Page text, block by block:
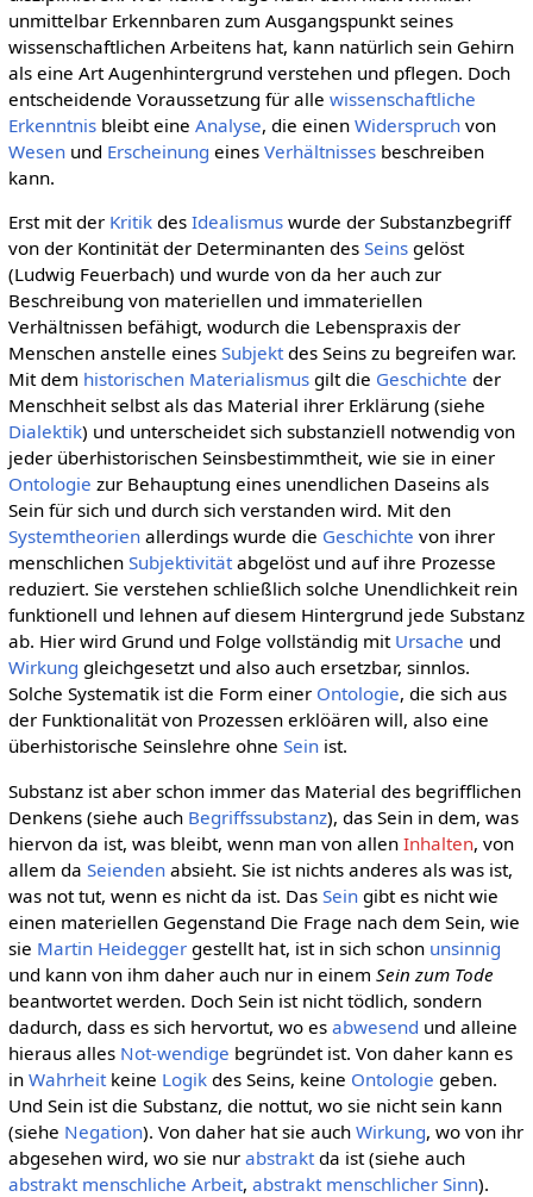
unmittelbar Erkennbaren zum Ausgangspunkt seines
wissenschaftlichen Arbeitens hat, kann natürlich sein Gehirn
als eine Art Augenhintergrund verstehen und pflegen. Doch
entscheidende Voraussetzung für alle wissenschaftliche
Erkenntnisbleibt eine Analyse, die einen Widerspruchvon
Wesenund Erscheinung eines Verhältnissesbeschreiben
kann.
Erst mit der Kritikdes Idealismuswurde der Substanzbegriff
von der Kontinität der Determinanten des Seinsgelöst
(Ludwig Feuerbach) und wurde von da her auch zur
Beschreibung von materiellen und immateriellen
Verhältnissen befähigt, wodurch die Lebenspraxis der
Menschen anstelle eines Subjektdes Seins zu begreifen war.
Mit dem historischen Materialismusgilt die Geschichte der
Menschheit selbst als das Material ihrer Erklärung (siehe
Dialektik) und unterscheidet sich substanziell notwendig von
jeder überhistorischen Seinsbestimmtheit, wie sie in einer
Ontologie zur Behauptung eines unendlichen Daseins als
Sein für sich und durch sich verstanden wird. Mit den
Systemtheorienallerdings wurde die Geschichte von ihrer
menschlichen Subjektivitätabgelöst und auf ihre Prozesse
reduziert. Sie verstehen schließlich solche Unendlichkeit rein
funktionell und lehnen auf diesem Hintergrund jede Substanz
ab. Hier wird Grund und Folge vollständig mit Ursache und
Wirkung gleichgesetzt und also auch ersetzbar, sinnlos.
Solche Systematik ist die Form einer Ontologie, die sich aus
der Funktionalität von Prozessen erklöären will, also eine
überhistorische Seinslehre ohne Seinist.
Substanz ist aber schon immer das Material des begrifflichen
Denkens (siehe auch Begriffssubstanz), das Sein in dem, was
hiervon da ist, was bleibt, wenn man von allen Inhalten, von
allem da Seiendenabsieht. Sie ist nichts anderes als was ist,
was not tut, wenn es nicht da ist. Das Seingibt es nicht wie
einen materiellen Gegenstand Die Frage nach dem Sein, wie
sie Martin Heideggergestellt hat, ist in sich schon unsinnig
und kann von ihm daher auch nur in einem Sein zum Tode
beantwortet werden. Doch Sein ist nicht tödlich, sondern
dadurch, dass es sich hervortut, wo es abwesend und alleine
hieraus alles Not-wendige begründet ist. Von daher kann es
in Wahrheitkeine Logikdes Seins, keine Ontologie geben.
Und Sein ist die Substanz, die nottut, wo sie nicht sein kann
(siehe Negation). Von daher hat sie auch Wirkung, wo von ihr
abgesehen wird, wo sie nur abstraktda ist (siehe auch
abstrakt menschliche Arbeit, abstrakt menschlicher Sinn).